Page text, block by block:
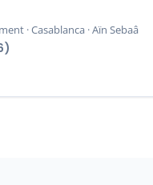
· Casablanca · Aïn Sebaâ